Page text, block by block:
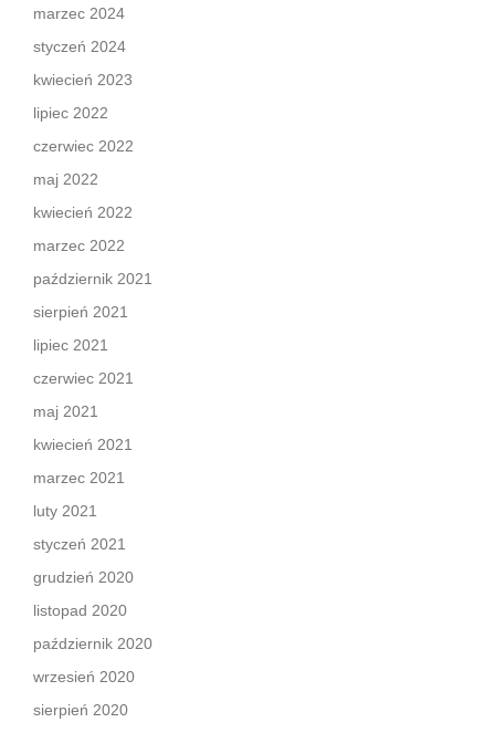
marzec 2024
styczeń 2024
kwiecień 2023
lipiec 2022
czerwiec 2022
maj 2022
kwiecień 2022
marzec 2022
październik 2021
sierpień 2021
lipiec 2021
czerwiec 2021
maj 2021
kwiecień 2021
marzec 2021
luty 2021
styczeń 2021
grudzień 2020
listopad 2020
październik 2020
wrzesień 2020
sierpień 2020